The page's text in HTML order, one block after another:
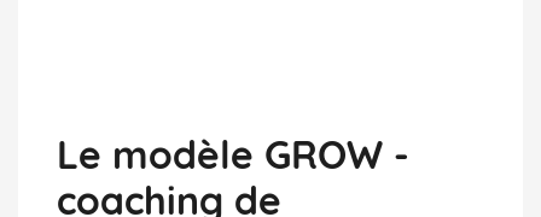
Le modèle GROW -
coaching de